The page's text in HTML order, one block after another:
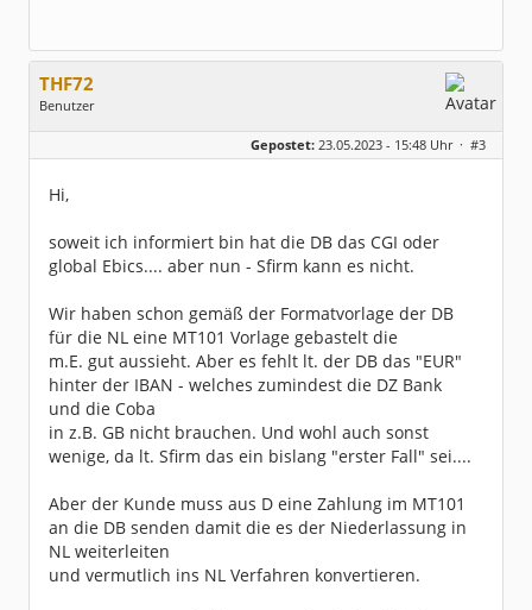
THF72
Benutzer
Geschlecht:
Beiträge:
2
Gepostet: 23.05.2023 - 15:48 Uhr · #3
Hi,
soweit ich informiert bin hat die DB das CGI oder
global Ebics.... aber nun - Sfirm kann es nicht.
Wir haben schon gemäß der Formatvorlage der DB
für die NL eine MT101 Vorlage gebastelt die
m.E. gut aussieht. Aber es fehlt lt. der DB das "EUR"
hinter der IBAN - welches zumindest die DZ Bank
und die Coba
in z.B. GB nicht brauchen. Und wohl auch sonst
wenige, da lt. Sfirm das ein bislang "erster Fall" sei....
Aber der Kunde muss aus D eine Zahlung im MT101
an die DB senden damit die es der Niederlassung in
NL weiterleiten
und vermutlich ins NL Verfahren konvertieren.